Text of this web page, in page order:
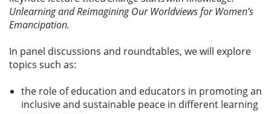
Unlearning and Reimagining Our Worldviews for Women’s
Emancipation.
In panel discussions and roundtables, we will explore
topics such as:
the role of education and educators in promoting an
inclusive and sustainable peace in different learning